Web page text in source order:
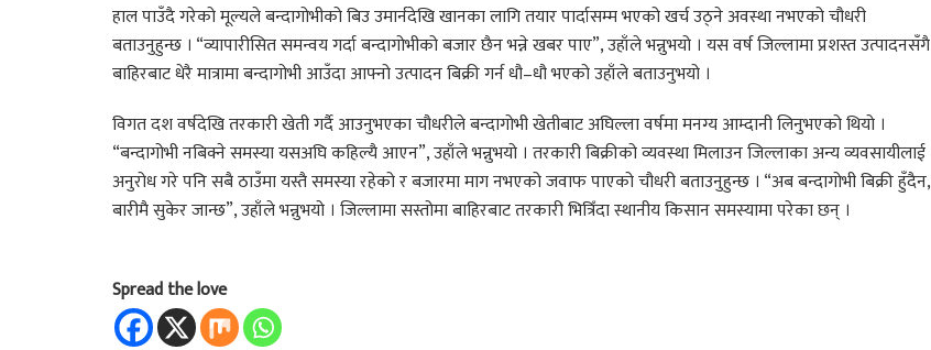
हाल पाउँदै गरेको मूल्यले बन्दागोभीको बिउ उमार्नदेखि खानका लागि तयार पार्दासम्म भएको खर्च उठ्ने अवस्था नभएको चौधरी
बताउनुहुन्छ । “व्यापारीसित समन्वय गर्दा बन्दागोभीको बजार छैन भन्ने खबर पाए”, उहाँले भन्नुभयो । यस वर्ष जिल्लामा प्रशस्त उत्पादनसँगै
बाहिरबाट धेरै मात्रामा बन्दागोभी आउँदा आफ्नो उत्पादन बिक्री गर्न धौ–धौ भएको उहाँले बताउनुभयो ।
विगत दश वर्षदेखि तरकारी खेती गर्दै आउनुभएका चौधरीले बन्दागोभी खेतीबाट अघिल्ला वर्षमा मनग्य आम्दानी लिनुभएको थियो ।
“बन्दागोभी नबिक्ने समस्या यसअघि कहिल्यै आएन”, उहाँले भन्नुभयो । तरकारी बिक्रीको व्यवस्था मिलाउन जिल्लाका अन्य व्यवसायीलाई
अनुरोध गरे पनि सबै ठाउँमा यस्तै समस्या रहेको र बजारमा माग नभएको जवाफ पाएको चौधरी बताउनुहुन्छ । “अब बन्दागोभी बिक्री हुँदैन,
बारीमै सुकेर जान्छ”, उहाँले भन्नुभयो । जिल्लामा सस्तोमा बाहिरबाट तरकारी भित्रिँदा स्थानीय किसान समस्यामा परेका छन् ।
Spread the love